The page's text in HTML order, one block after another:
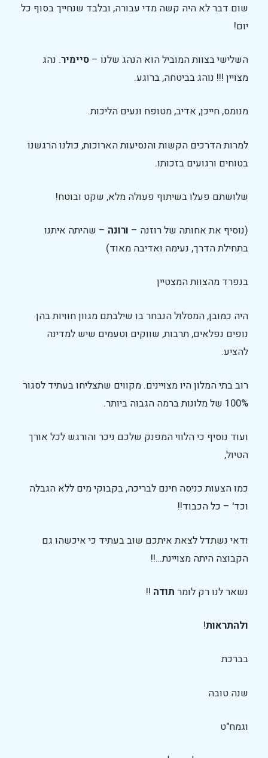
שום דבר לא היה קשה מדי עבורה, ובלבד שנחייך בסוף כל
יום!
השלישי בצוות המוביל הוא הנהג שלנו – סיימיר. נהג
מצויין !!! נוהג בביטחה, ברוגע.
מנומס, חייכן, אדיב, מטופח ונעים הליכות.
למרות הדרכים הקשות והנסיעות הארוכות, כולנו הרגשנו
בטוחים ורגועים בזכותו.
שלושתם פעלו בשיתוף פעולה מלא, שקט ובוטח!
(נוסיף את אחותה של רוזנה – ורונה – שהיתה איתנו
בתחילת הדרך, נעימה ואדיבה מאוד)
בנפרד מהצוות המצטיין
היה כמובן, המסלול הנבחר בו שילבתם מגוון חוויות בהן
נופים נפלאים, תרבות, שווקים וטעמים שיש למדינה
להציע.
רוב בתי המלון היו מצויינים. מקווים שתצליחו בעתיד לסגור
100% של מלונות ברמה הגבוה ביותר.
ועוד נוסיף כי הלווי המפנק שלכם ניכר והורגש לכל אורך
הטיול,
כמו הצעות כניסה חינם לבריכה, בקבוקי מים ללא הגבלה
וכד' – כל הכבוד!!
ודאי נשתדל לצאת איתכם שוב בעתיד כי איכשהו גם
הקבוצה היתה מצויינת…!!
נשאר לנו רק לומר תודה !!
ולהתראות!
בברכת
שנה טובה
וגמח"ט